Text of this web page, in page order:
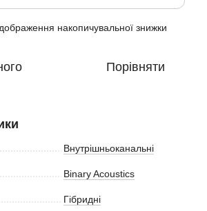
накопичувальної знижки
Порівняти
Внутрішньоканальні
Binary Acoustics
Гібридні